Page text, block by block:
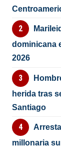
dominicana
2026
herida tras
Santiago
millonaria